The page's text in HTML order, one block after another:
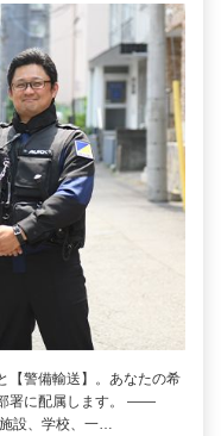
【警備輸送】。あなたの希
署に配属します。 ――
設、学校、一…